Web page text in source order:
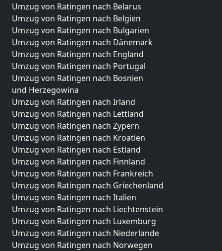
Umzug von Ratingen nach Belarus
Umzug von Ratingen nach Belgien
Umzug von Ratingen nach Bulgarien
Umzug von Ratingen nach Dänemark
Umzug von Ratingen nach England
Umzug von Ratingen nach Portugal
Umzug von Ratingen nach Bosnien
und Herzegowina
Umzug von Ratingen nach Irland
Umzug von Ratingen nach Lettland
Umzug von Ratingen nach Zypern
Umzug von Ratingen nach Kroatien
Umzug von Ratingen nach Estland
Umzug von Ratingen nach Finnland
Umzug von Ratingen nach Frankreich
Umzug von Ratingen nach Griechenland
Umzug von Ratingen nach Italien
Umzug von Ratingen nach Liechtenstein
Umzug von Ratingen nach Luxemburg
Umzug von Ratingen nach Niederlande
Umzug von Ratingen nach Norwegen